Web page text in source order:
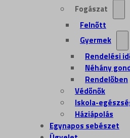
Fogászat
Felnőtt
Gyermek
Rendelési
Néhány
Rendelőben
Védőnők
Iskola-
Háziápolás
Egynapos sebészet